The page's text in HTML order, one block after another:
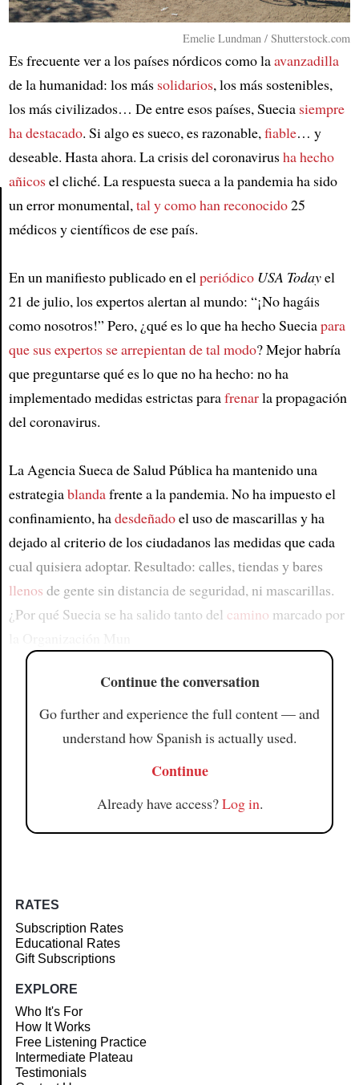
Article
Emelie Lundman / Shutterstock.com
Es frecuente ver a los países nórdicos como laavanzadilla
de la humanidad: los más solidarios, los más sostenibles,
los más civilizados… De entre esos países, Suecia siempre
ha destacado. Si algo es sueco, es razonable,fiable… y
deseable. Hasta ahora. La crisis del coronavirusha hecho
añicosel cliché. La respuesta sueca a la pandemia ha sido
un error monumental,tal y como han reconocido25
médicos y científicos de ese país.
En un manifiesto publicado en elperiódico USA Todayel
21 de julio, los expertos alertan al mundo: “¡No hagáis
como nosotros!” Pero, ¿qué es lo que ha hecho Sueciapara
que sus expertos se arrepientan de tal modo? Mejor habría
que preguntarse qué es lo que no ha hecho: no ha
implementado medidas estrictas parafrenarla propagación
del coronavirus.
La Agencia Sueca de Salud Pública ha mantenido una
estrategiablandafrente a la pandemia. No ha impuesto el
confinamiento, hadesdeñadoel uso de mascarillas y ha
dejado al criterio de los ciudadanos las medidas que cada
cual quisiera adoptar. Resultado: calles, tiendas y bares
llenos de gente sin distancia de seguridad, ni mascarillas.
¿Por qué Suecia se ha salido tanto del camino marcado por
Continue the conversation
Go further and experience the full content — and
understand how Spanish is actually used.
Continue
Already have access?Log in.
RATES
Subscription Rates
Educational Rates
Gift Subscriptions
EXPLORE
Who It's For
How It Works
Free Listening Practice
Intermediate Plateau
Testimonials